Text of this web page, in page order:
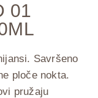
01
Savršeno
ploče nokta.
pružaju